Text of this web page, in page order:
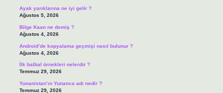
Ayak yarıklarına ne iyi gelir ?
Ağustos 5, 2026
Bilge Kaan ne demiş ?
Ağustos 4, 2026
Android’de kopyalama geçmişi nasıl bulunur ?
Ağustos 4, 2026
İlk balbal örnekleri nelerdir ?
Temmuz 29, 2026
Yunanistan’ın Yunanca adı nedir ?
Temmuz 29, 2026